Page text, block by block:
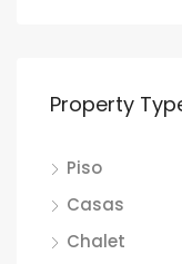
Property
Piso
Casas
Chalet